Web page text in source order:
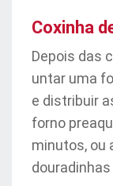
Coxinha
Depois das
untar uma
e distribuir
forno
minutos, ou